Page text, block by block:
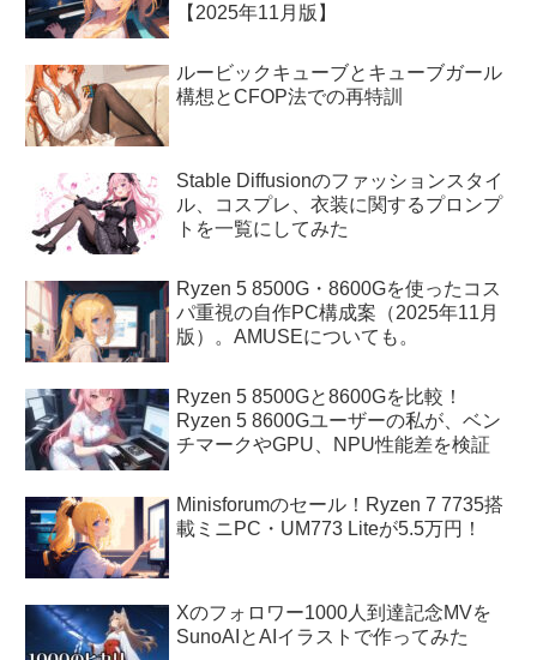
【2025年11月版】
ルービックキューブとキューブガール
構想とCFOP法での再特訓
Stable Diffusionのファッションスタイ
ル、コスプレ、衣装に関するプロンプ
トを一覧にしてみた
Ryzen 5 8500G・8600Gを使ったコス
パ重視の自作PC構成案（2025年11月
版）。AMUSEについても。
Ryzen 5 8500Gと8600Gを比較！
Ryzen 5 8600Gユーザーの私が、ベン
チマークやGPU、NPU性能差を検証
Minisforumのセール！Ryzen 7 7735搭
載ミニPC・UM773 Liteが5.5万円！
Xのフォロワー1000人到達記念MVを
SunoAIとAIイラストで作ってみた